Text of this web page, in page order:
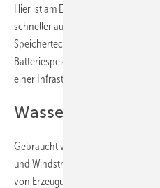
Hier ist am Ende nur ein Weg
schneller ausgebaut werden.
Speichertechnologien notwendig.
Batteriespeicher, die zuerst
einer Infrastruktur für grünen
Wasserstoff als
Gebraucht werden mehr
und Windstrom in Wasserstoff
von Erzeugungsspitzen nicht mehr